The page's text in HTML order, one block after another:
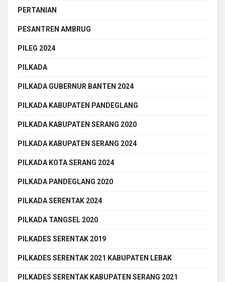
PERTANIAN
PESANTREN AMBRUG
PILEG 2024
PILKADA
PILKADA GUBERNUR BANTEN 2024
PILKADA KABUPATEN PANDEGLANG
PILKADA KABUPATEN SERANG 2020
PILKADA KABUPATEN SERANG 2024
PILKADA KOTA SERANG 2024
PILKADA PANDEGLANG 2020
PILKADA SERENTAK 2024
PILKADA TANGSEL 2020
PILKADES SERENTAK 2019
PILKADES SERENTAK 2021 KABUPATEN LEBAK
PILKADES SERENTAK KABUPATEN SERANG 2021